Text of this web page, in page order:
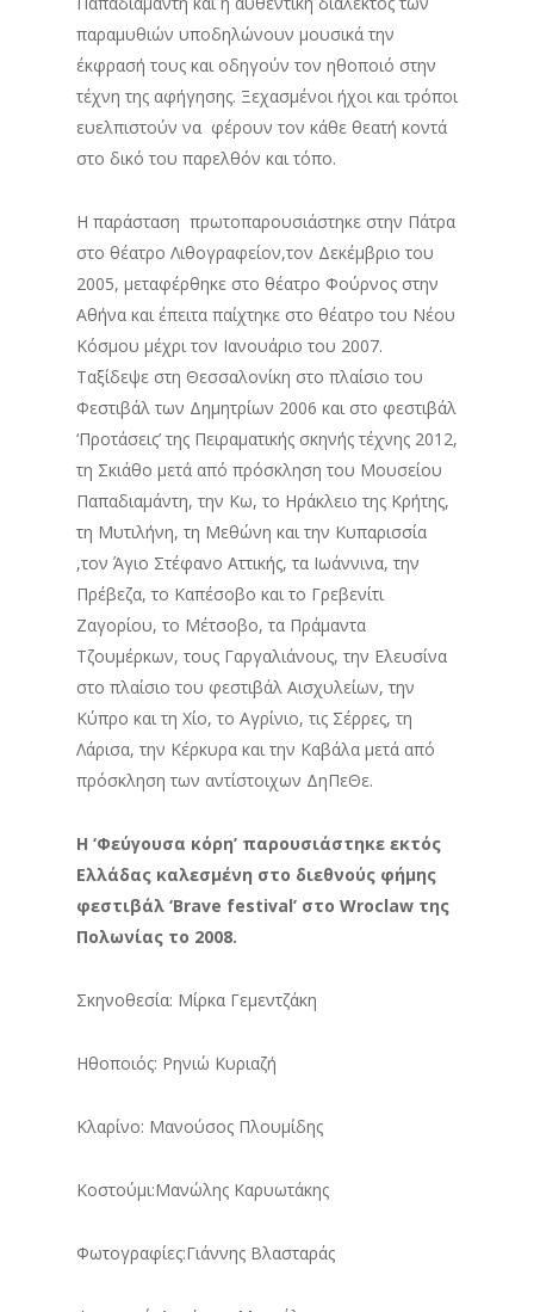
παραμυθιών υποδηλώνουν μουσικά την
έκφρασή τους και οδηγούν τον ηθοποιό στην
τέχνη της αφήγησης. Ξεχασμένοι ήχοι και τρόποι
ευελπιστούν να φέρουν τον κάθε θεατή κοντά
στο δικό του παρελθόν και τόπο.
Η παράσταση πρωτοπαρουσιάστηκε στην Πάτρα
στο θέατρο Λιθογραφείον,τον Δεκέμβριο του
2005, μεταφέρθηκε στο θέατρο Φούρνος στην
Αθήνα και έπειτα παίχτηκε στο θέατρο του Νέου
Κόσμου μέχρι τον Ιανουάριο του 2007.
Ταξίδεψε στη Θεσσαλονίκη στο πλαίσιο του
Φεστιβάλ των Δημητρίων 2006 και στο φεστιβάλ
‘Προτάσεις’ της Πειραματικής σκηνής τέχνης 2012,
τη Σκιάθο μετά από πρόσκληση του Μουσείου
Παπαδιαμάντη, την Κω, το Ηράκλειο της Κρήτης,
τη Μυτιλήνη, τη Μεθώνη και την Κυπαρισσία
,τον Άγιο Στέφανο Αττικής, τα Ιωάννινα, την
Πρέβεζα, το Καπέσοβο και το Γρεβενίτι
Ζαγορίου, το Μέτσοβο, τα Πράμαντα
Τζουμέρκων, τους Γαργαλιάνους, την Ελευσίνα
στο πλαίσιο του φεστιβάλ Αισχυλείων, την
Κύπρο και τη Χίο, το Αγρίνιο, τις Σέρρες, τη
Λάρισα, την Κέρκυρα και την Καβάλα μετά από
πρόσκληση των αντίστοιχων ΔηΠεΘε.
Η ‘Φεύγουσα κόρη’ παρουσιάστηκε εκτός
Ελλάδας καλεσμένη στο διεθνούς φήμης
φεστιβάλ ‘Brave festival’ στο Wroclaw της
Πολωνίας το 2008.
Σκηνοθεσία: Μίρκα Γεμεντζάκη
Ηθοποιός: Ρηνιώ Κυριαζή
Κλαρίνο: Μανούσος Πλουμίδης
Κοστούμι:Μανώλης Καρυωτάκης
Φωτογραφίες:Γιάννης Βλασταράς